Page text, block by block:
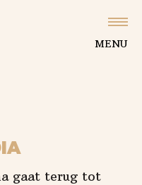
MENU
gaat terug tot